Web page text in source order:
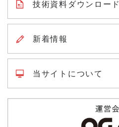
技術資料ダウンロード
新着情報
当サイトについて